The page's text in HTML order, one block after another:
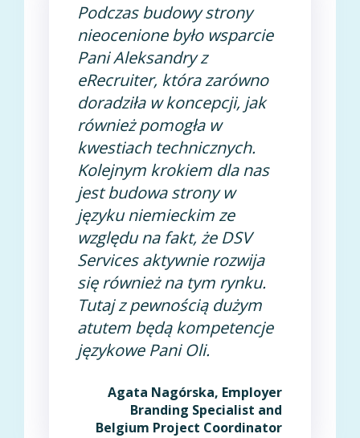
Podczas budowy strony
nieocenione było wsparcie
Pani Aleksandry z
eRecruiter, która zarówno
doradziła w koncepcji, jak
również pomogła w
kwestiach technicznych.
Kolejnym krokiem dla nas
jest budowa strony w
języku niemieckim ze
względu na fakt, że DSV
Services aktywnie rozwija
się również na tym rynku.
Tutaj z pewnością dużym
atutem będą kompetencje
językowe Pani Oli.
Agata Nagórska, Employer
Branding Specialist and
Belgium Project Coordinator